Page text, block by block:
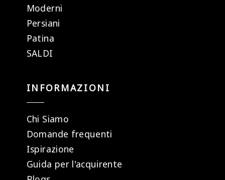
Moderni
Persiani
Patina
SALDI
INFORMAZIONI
Chi Siamo
Domande frequenti
Ispirazione
Guida per l'acquirente